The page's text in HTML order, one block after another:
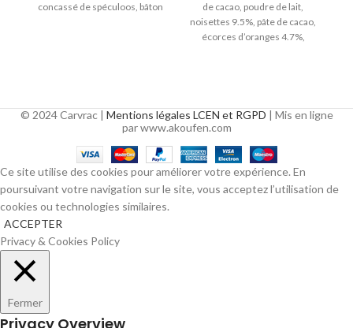
concassé de spéculoos, bâton
de cacao, poudre de lait,
noisettes 9.5%, pâte de cacao,
écorces d’oranges 4.7%,
© 2024 Carvrac | Mentions légales LCEN et RGPD | Mis en ligne
par www.akoufen.com
Ce site utilise des cookies pour améliorer votre expérience. En
poursuivant votre navigation sur le site, vous acceptez l’utilisation de
cookies ou technologies similaires.
ACCEPTER
Privacy & Cookies Policy
Fermer
Privacy Overview